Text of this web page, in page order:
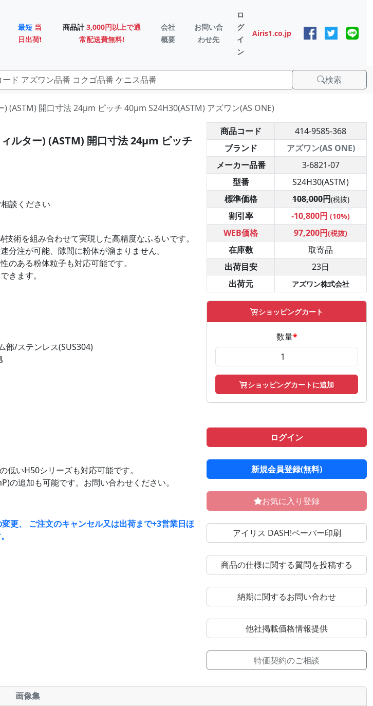
最短 当
日出荷!
商品計 3,000円以上で通
常配送費無料!
会社
概要
お問い合
わせ先
ロ
グ
イ
ン
Airis1.co.jp
検索
(ASTM) 開口寸法 24μm ピッチ 40μm S24H30(ASTM) アズワン(AS ONE)
ルター) (ASTM) 開口寸法 24μm ピッチ
談ください
術を組み合わせて実現した高精度なふるいです。
注が可能、隙間に粉体が溜まりません。
ある粉体粒子も対応可能です。
きます。
部/ステンレス(SUS304)
いH50シリーズも対応可能です。
追加も可能です。お問い合わせください。
更、 ご注文のキャンセル又は出荷まで+3営業日ほ
商品コード
414-9585-368
ブランド
アズワン(AS ONE)
メーカー品番
3-6821-07
型番
S24H30(ASTM)
標準価格
108,000円(税抜)
割引率 -10,800円 (10%)
WEB価格 97,200円(税抜)
在庫数
取寄品
出荷目安
23日
出荷元
アズワン株式会社
ショッピングカート
数量*
ショッピングカートに追加
ログイン
新規会員登録(無料)
お気に入り登録
アイリス DASH!ペーパー印刷
商品の仕様に関する質問を投稿する
納期に関するお問い合わせ
他社掲載価格情報提供
特価契約のご相談
画像集